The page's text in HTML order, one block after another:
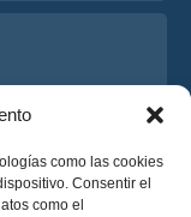
como las cookies
Consentir el
como el